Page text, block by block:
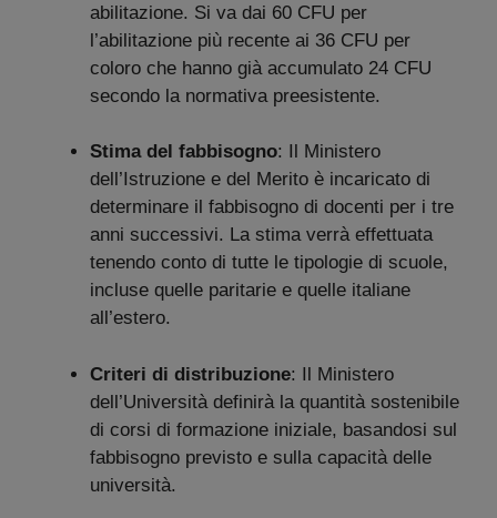
abilitazione. Si va dai 60 CFU per
l’abilitazione più recente ai 36 CFU per
coloro che hanno già accumulato 24 CFU
secondo la normativa preesistente.
Stima del fabbisogno: Il Ministero
dell’Istruzione e del Merito è incaricato di
determinare il fabbisogno di docenti per i tre
anni successivi. La stima verrà effettuata
tenendo conto di tutte le tipologie di scuole,
incluse quelle paritarie e quelle italiane
all’estero.
Criteri di distribuzione: Il Ministero
dell’Università definirà la quantità sostenibile
di corsi di formazione iniziale, basandosi sul
fabbisogno previsto e sulla capacità delle
università.